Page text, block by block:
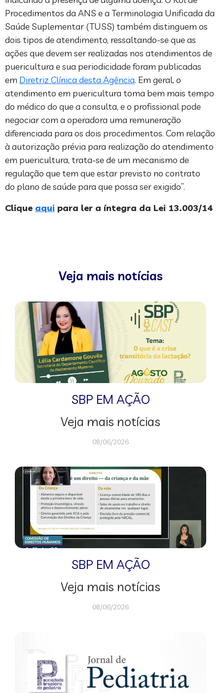
Procedimentos da ANS e a Terminologia Unificada da
Saúde Suplementar (TUSS) também distinguem os
dois tipos de atendimento, ressaltando-se que as
ações que devem ser realizadas nos atendimentos de
puericultura e sua periodicidade foram publicadas
em Diretriz Clínica desta Agência. Em geral, o
atendimento em puericultura toma bem mais tempo
do médico do que a consulta, e o profissional pode
negociar com a operadora uma remuneração
diferenciada para os dois procedimentos. Com relação
à autorização prévia para realização do atendimento
em puericultura, trata-se de um mecanismo de
regulação que tem que estar previsto no contrato
do plano de saúde para que possa ser exigido”.
Clique aqui para ler a íntegra da Lei 13.003/14
Veja mais notícias
SBP EM AÇÃO
Veja mais notícias
08/06/2026
SBP EM AÇÃO
Veja mais notícias
08/06/2026